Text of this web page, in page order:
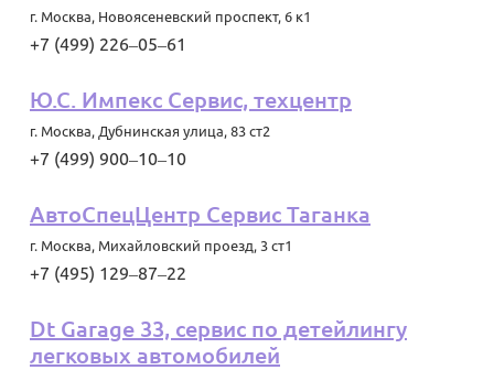
г. Москва, Новоясеневский проспект, 6 к1
+7 (499) 226‒05‒61
Ю.С. Импекс Сервис, техцентр
г. Москва, Дубнинская улица, 83 ст2
+7 (499) 900‒10‒10
АвтоСпецЦентр Сервис Таганка
г. Москва, Михайловский проезд, 3 ст1
+7 (495) 129‒87‒22
Dt Garage 33, сервис по детейлингу
легковых автомобилей